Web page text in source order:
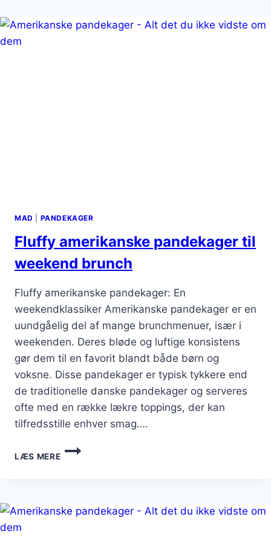
MAD PANDEKAGER
Fluffy amerikanske pandekager til
weekend brunch
Fluffy amerikanske pandekager: En
weekendklassiker Amerikanske pandekager er en
uundgåelig del af mange brunchmenuer, især i
weekenden. Deres bløde og luftige konsistens
gør dem til en favorit blandt både børn og
voksne. Disse pandekager er typisk tykkere end
de traditionelle danske pandekager og serveres
ofte med en række lækre toppings, der kan
tilfredsstille enhver smag….
LÆS MERE
FLUFFY
AMERIKANSKE
BRUNCH